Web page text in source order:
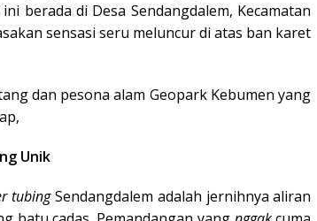
berada di Desa Sendangdalem, Kecamatan
sensasi seru meluncur di atas ban karet
dan pesona alam Geopark Kebumen yang
Unik
tubingSendangdalem adalah jernihnya aliran